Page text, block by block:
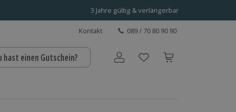
3 Jahre gültig & verlängerbar
Kontakt 089 / 70 80 90 90
hast einen Gutschein? Benutzerkonto